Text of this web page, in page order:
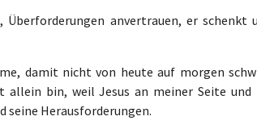
anvertrauen, er schenkt
damit nicht von heute auf morgen
allein bin, weil Jesus an meiner Seite
seine Herausforderungen.